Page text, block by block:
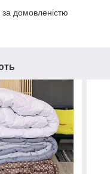
домовленістю